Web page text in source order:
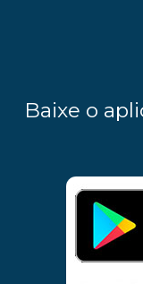
Baixe o